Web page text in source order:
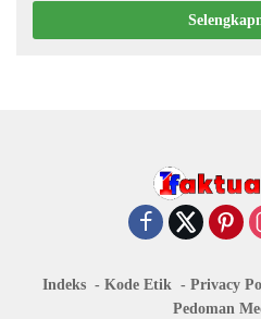
Indeks Kode Etik Privacy
Pedoman